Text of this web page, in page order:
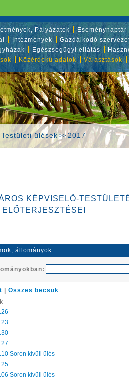
Testületi ülések>>2017
Pályázatok Eseménynaptár
Intézmények Gazdálkodó
Egészségügyi ellátás
Közérdekű adatok Választások
KÉPVISELŐ-
állományok
|Összes becsuk
Soron kívüli ülés
Soron kívüli ülés